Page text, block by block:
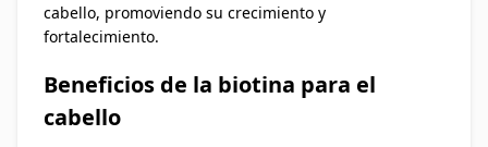
cabello, promoviendo su crecimiento y
fortalecimiento.
Beneficios de la biotina para el
cabello